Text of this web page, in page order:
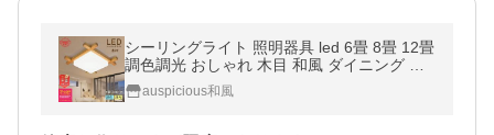
シーリングライト 照明器具 led 6畳 8畳 12畳
調色調光 おしゃれ 木目 和風 ダイニング リ
ビング キッチン 寝室 部屋 和室 洋室 玄関 天
井照明 インテリア照明
auspicious和風